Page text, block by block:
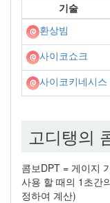
기술
환상빔
사이코쇼크
사이코키네시스
고디탱의
콤보DPT = 게이지
사용 할 때의 1초간
정하여 계산)